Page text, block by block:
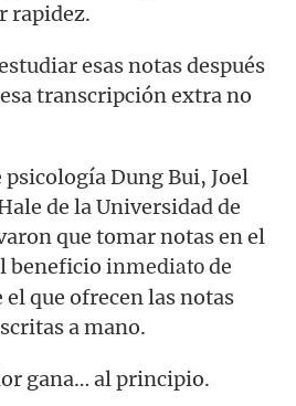
rapidez.
esas notas después
transcripción extra no
psicología Dung Bui, Joel
de la Universidad de
que tomar notas en el
beneficio inmediato de
que ofrecen las notas
a mano.
gana… al principio.